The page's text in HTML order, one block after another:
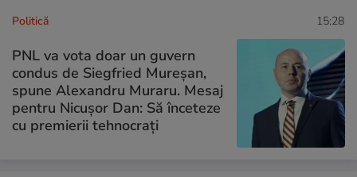
Politică 15:28
PNL va vota doar un guvern
condus de Siegfried Mureșan,
spune Alexandru Muraru. Mesaj
pentru Nicușor Dan: Să înceteze
cu premierii tehnocrați